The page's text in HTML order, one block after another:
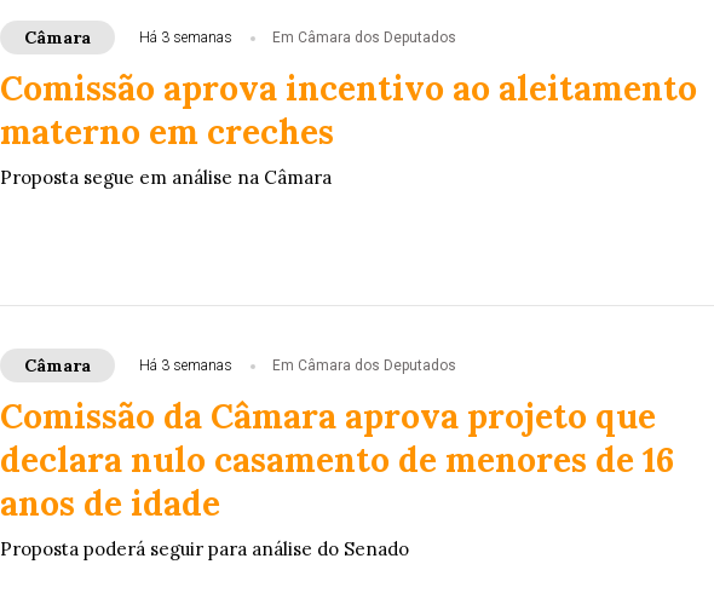
Câmara Há 3 semanas Em Câmara dos Deputados
Comissão aprova incentivo ao aleitamento
materno em creches
Proposta segue em análise na Câmara
Câmara Há 3 semanas Em Câmara dos Deputados
Comissão da Câmara aprova projeto que
declara nulo casamento de menores de 16
anos de idade
Proposta poderá seguir para análise do Senado